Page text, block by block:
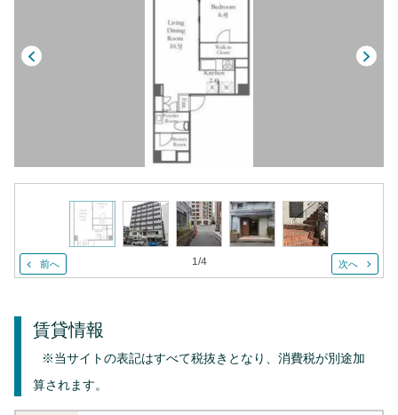
前へ 1/4 次へ
賃貸情報
※当サイトの表記はすべて税抜きとなり、消費税が別途加
算されます。